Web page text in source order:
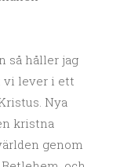
så håller jag
vi lever i ett
Nya
kristna
genom